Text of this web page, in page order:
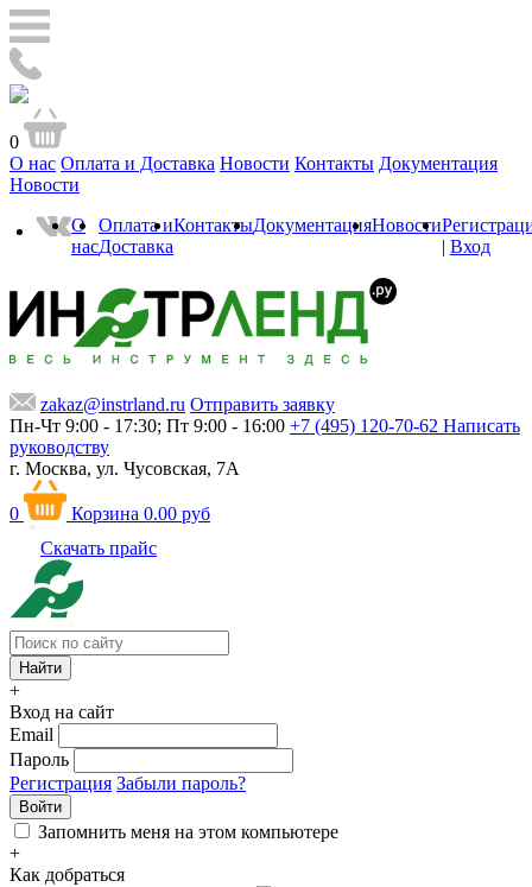
0
О нас Оплата и Доставка Новости Контакты Документация
Новости
О
нас
Оплата и
Доставка
КонтактыДокументацияНовости
| Вход
zakaz@instrland.ru Отправить заявку
Пн-Чт 9:00 - 17:30; Пт 9:00 - 16:00 +7 (495) 120-70-62 Написать
руководству
г. Москва, ул. Чусовская, 7А
0 Корзина 0.00 руб
Скачать прайс
+
Вход на сайт
Email
Пароль
Регистрация Забыли пароль?
Войти
Запомнить меня на этом компьютере
+
Как добраться